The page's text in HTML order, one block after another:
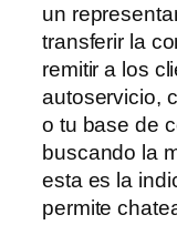
un
transferir la
remitir a los
autoservicio,
o tu base de
buscando la
esta es la
permite